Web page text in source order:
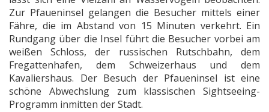
Zur Pfaueninsel gelangen die Besucher mittels einer
Fähre, die im Abstand von 15 Minuten verkehrt. Ein
Rundgang über die Insel führt die Besucher vorbei am
weißen Schloss, der russischen Rutschbahn, dem
Fregattenhafen, dem Schweizerhaus und dem
Kavaliershaus. Der Besuch der Pfaueninsel ist eine
schöne Abwechslung zum klassischen Sightseeing-
Programm inmitten der Stadt.